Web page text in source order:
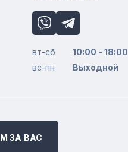
вт-сб
10:00 - 18:00
вс-пн
Выходной
ЗА ВАС